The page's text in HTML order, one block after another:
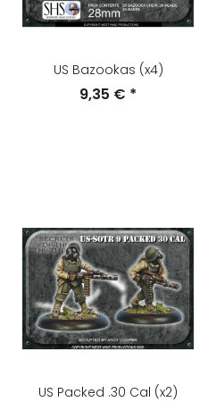
US Bazookas (x4)
9,35 € *
US Packed .30 Cal (x2)